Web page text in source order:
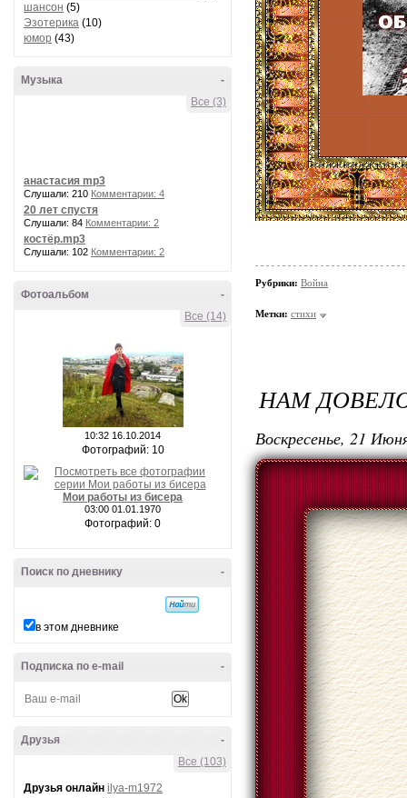
шансон (5)
Эзотерика (10)
юмор (43)
-
Музыка
Все (3)
анастасия mp3
Слушали: 210 Комментарии: 4
20 лет спустя
Слушали: 84 Комментарии: 2
костёр.mp3
Слушали: 102 Комментарии: 2
-
Фотоальбом
Все (14)
10:32 16.10.2014
Фотографий: 10
Мои работы из бисера
03:00 01.01.1970
Фотографий: 0
-
Поиск по дневнику
в этом дневнике
-
Подписка по e-mail
-
Друзья
Все (103)
Друзья онлайн ilya-m1972
Рубрики: Война
Метки: стихи
НАМ
Воскресенье, 21